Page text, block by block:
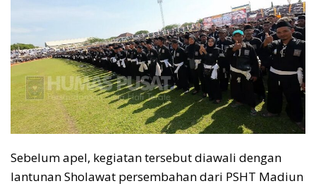
Sebelum apel, kegiatan tersebut diawali dengan
lantunan Sholawat persembahan dari PSHT Madiun